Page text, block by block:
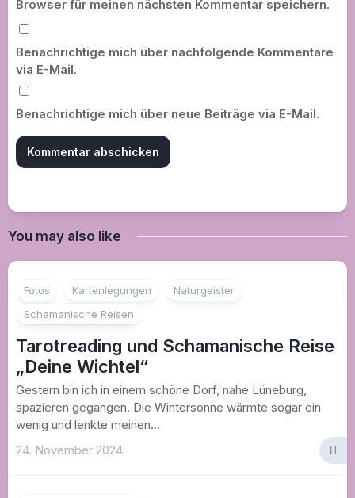
Browser für meinen nächsten Kommentar speichern.
Benachrichtige mich über nachfolgende Kommentare
via E-Mail.
Benachrichtige mich über neue Beiträge via E-Mail.
You may also like
Fotos Kartenlegungen
Naturgeister
Schamanische Reisen
Tarotreading und Schamanische Reise
„Deine Wichtel“
Gestern bin ich in einem schöne Dorf, nahe Lüneburg,
spazieren gegangen. Die Wintersonne wärmte sogar ein
wenig und lenkte meinen...
24. November 2024